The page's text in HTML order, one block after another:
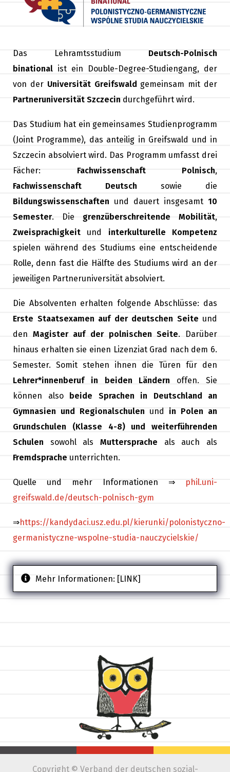
Das Lehramtsstudium Deutsch-Polnisch
binational ist ein Double-Degree-Studiengang, der
von der Universität Greifswald gemeinsam mit der
Partneruniversität Szczecin durchgeführt wird.
Das Studium hat ein gemeinsames Studienprogramm
(Joint Programme), das anteilig in Greifswald und in
Szczecin absolviert wird. Das Programm umfasst drei
Fächer: Fachwissenschaft Polnisch,
Fachwissenschaft Deutsch sowie die
Bildungswissenschaften und dauert insgesamt 10
Semester. Die grenzüberschreitende Mobilität,
Zweisprachigkeit und interkulturelle Kompetenz
spielen während des Studiums eine entscheidende
Rolle, denn fast die Hälfte des Studiums wird an der
jeweiligen Partneruniversität absolviert.
Die Absolventen erhalten folgende Abschlüsse: das
Erste Staatsexamen auf der deutschen Seite und
den Magister auf der polnischen Seite. Darüber
hinaus erhalten sie einen Lizenziat Grad nach dem 6.
Semester. Somit stehen ihnen die Türen für den
Lehrer*innenberuf in beiden Ländern offen. Sie
können also
beide Sprachen
in Deutschland an
Gymnasien und Regionalschulen und in Polen an
Grundschulen (Klasse 4-8) und weiterführenden
Schulen sowohl als Muttersprache als auch als
Fremdsprache unterrichten.
Quelle und mehr Informationen ⇒
phil.uni-
greifswald.de/deutsch-polnisch-gym
⇒https://kandydaci.usz.edu.pl/kierunki/polonistyczno-
germanistyczne-wspolne-studia-nauczycielskie/
Mehr Informationen: [LINK]
Copyright © Verband der deutschen sozial-